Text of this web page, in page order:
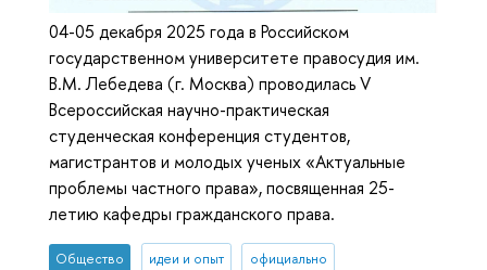
04-05 декабря 2025 года в Российском
государственном университете правосудия им.
В.М. Лебедева (г. Москва) проводилась V
Всероссийская научно-практическая
студенческая конференция студентов,
магистрантов и молодых ученых «Актуальные
проблемы частного права», посвященная 25-
летию кафедры гражданского права.
Общество идеи и опыт официально